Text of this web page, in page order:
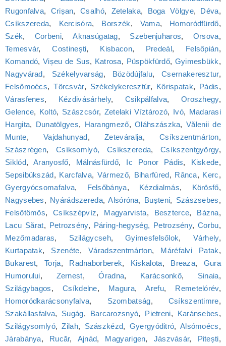
Rugonfalva, Crișan,Csalhó, Zetelaka, Boga Völgye, Déva,
Csíkszereda, Kercisóra, Borszék, Vama, Homoródfürdő,
Szék, Corbeni,Aknasúgatag, Szebenjuharos, Orsova,
Temesvár,Costinești, Kisbacon, Predeál, Felsőpián,
Komandó, Vișeu de Sus, Katrosa, Püspökfürdő, Gyimesbükk,
Nagyvárad, Székelyvarság, Bözödújfalu,Csernakeresztur,
Felsőmoécs,Törcsvár, Székelykeresztúr, Kőrispatak, Pádis,
Várasfenes, Kézdivásárhely, Csikpálfalva, Oroszhegy,
Gelence, Koltó, Szászcsór, Zetelaki Víztározó, Ivó, Madarasi
Hargita, Dunatölgyes, Harangmező,Oláhszászka, Vălenii de
Munte,Vajdahunyad,Zeteváralja,Csíkszentmárton,
Szászrégen, Csíksomlyó, Csíkszereda,Csíkszentgyörgy,
Siklód, Aranyosfő, Málnásfürdő, Ic Ponor Pádis, Kiskede,
Sepsibükszád, Karcfalva, Vármező, Biharfüred, Rânca, Kerc,
Gyergyócsomafalva, Felsőbánya, Kézdialmás, Körösfő,
Nagysebes, Nyárádszereda,Alsóróna, Bușteni, Szászsebes,
Felsőtömös, Csíkszépvíz, Magyarvista, Beszterce, Bázna,
Lacu Sărat, Petrozsény, Páring-hegység, Petrozsény,Corbu,
Mezőmadaras, Szilágycseh,Gyimesfelsőlok, Várhely,
Kurtapatak, Szenéte,Váradszentmárton, Máréfalvi Patak,
Bukarest,Torja, Radnaborberek, Kiskalota, Breaza, Gura
Humorului, Zernest,Óradna, Karácsonkő, Sinaia,
Szilágybagos,Csíkdelne, Magura,Arefu, Remetelórév,
Homoródkarácsonyfalva, Szombatság, Csíkszentimre,
Szakállasfalva, Sugág, Barcarozsnyó, Pietreni, Karánsebes,
Szilágysomlyó,Zilah, Szászkézd, Gyergyóditró, Alsómoécs,
Járabánya, Rucăr, Ajnád, Magyarigen, Jászvásár, Pitești,